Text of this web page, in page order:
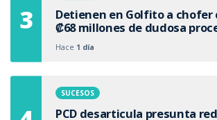
Detienen en Golfito a chofer
₡68 millones de dudosa
Hace 1 día
SUCESOS
PCD desarticula presunta